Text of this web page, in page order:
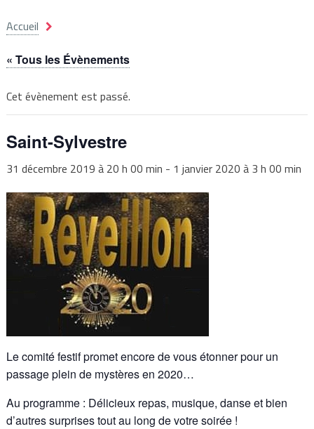
Accueil
« Tous les Évènements
Cet évènement est passé.
Saint-Sylvestre
31 décembre 2019 à 20 h 00 min - 1 janvier 2020 à 3 h 00 min
Le comité festif promet encore de vous étonner pour un
passage plein de mystères en 2020…
Au programme : Délicieux repas, musique, danse et bien
d’autres surprises tout au long de votre soirée !